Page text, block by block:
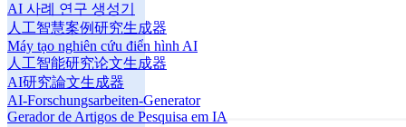
AI 사례 연구 생성기
人工智慧案例研究生成器
Máy tạo nghiên cứu điển hình AI
人工智能研究论文生成器
AI研究論文生成器
AI-Forschungsarbeiten-Generator
Gerador de Artigos de Pesquisa em IA